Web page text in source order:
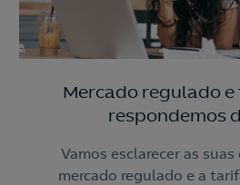
Mercado regulado
respondemos
Vamos esclarecer as
mercado regulado e a